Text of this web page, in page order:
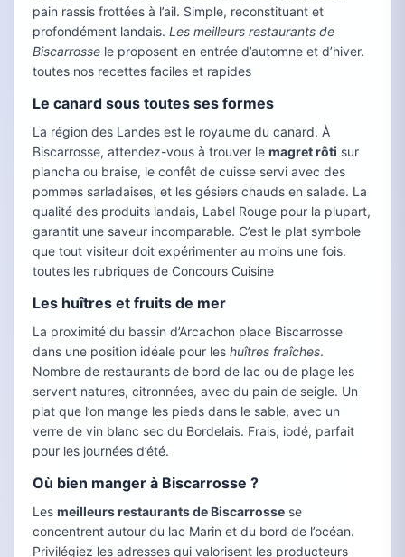
pain rassis frottées à l’ail. Simple, reconstituant et
profondément landais. Les meilleurs restaurants de
Biscarrosse le proposent en entrée d’automne et d’hiver.
toutes nos recettes faciles et rapides
Le canard sous toutes ses formes
La région des Landes est le royaume du canard. À
Biscarrosse, attendez-vous à trouver le magret rôti sur
plancha ou braise, le confêt de cuisse servi avec des
pommes sarladaises, et les gésiers chauds en salade. La
qualité des produits landais, Label Rouge pour la plupart,
garantit une saveur incomparable. C’est le plat symbole
que tout visiteur doit expérimenter au moins une fois.
toutes les rubriques de Concours Cuisine
Les huîtres et fruits de mer
La proximité du bassin d’Arcachon place Biscarrosse
dans une position idéale pour les huîtres fraîches.
Nombre de restaurants de bord de lac ou de plage les
servent natures, citronnées, avec du pain de seigle. Un
plat que l’on mange les pieds dans le sable, avec un
verre de vin blanc sec du Bordelais. Frais, iodé, parfait
pour les journées d’été.
Où bien manger à Biscarrosse ?
Les meilleurs restaurants de Biscarrosse se
concentrent autour du lac Marin et du bord de l’océan.
Privilégiez les adresses qui valorisent les producteurs